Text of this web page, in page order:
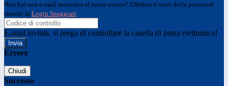
Non hai una e-mail associata al nome utente? Effettua il reset della password
tramite la Login Spaggiari
E-mail inviata, si prega di controllare la casella di posta elettronica!
Errore
Chiudi
Successo